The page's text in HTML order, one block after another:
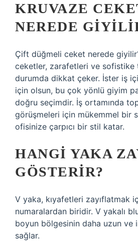
KRUVAZE
NEREDE
Çift düğmeli ceket nerede
ceketler, zarafetleri ve sofistike
durumda dikkat çeker. İster iş
için olsun, bu çok yönlü giyim
doğru seçimdir. İş ortamında
görüşmeleri için mükemmel bir
ofisinize çarpıcı bir stil katar.
HANGI YAKA
GÖSTERIR?
V yaka, kıyafetleri zayıflatmak
numaralardan biridir. V yakalı
boyun bölgesinin daha uzun ve
sağlar.